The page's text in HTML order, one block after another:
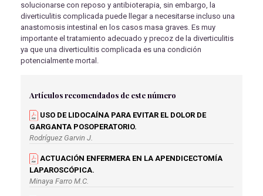
solucionarse con reposo y antibioterapia, sin embargo, la
diverticulitis complicada puede llegar a necesitarse incluso una
anastomosis intestinal en los casos masa graves. Es muy
importante el tratamiento adecuado y precoz de la diverticulitis
ya que una diverticulitis complicada es una condición
potencialmente mortal.
Artículos recomendados de este número
USO DE LIDOCAÍNA PARA EVITAR EL DOLOR DE
GARGANTA POSOPERATORIO.
Rodríguez Garvin J.
ACTUACIÓN ENFERMERA EN LA APENDICECTOMÍA
LAPAROSCÓPICA.
Minaya Farro M.C.